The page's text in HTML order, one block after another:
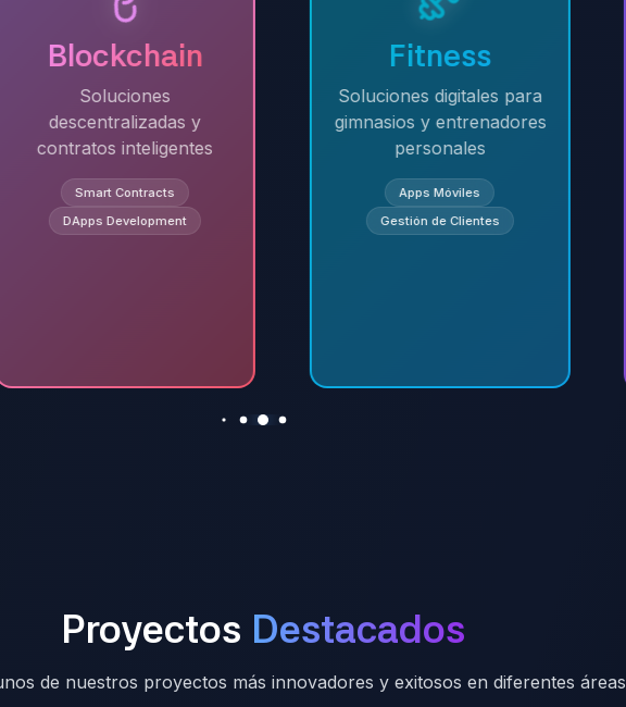
Blockchain
Soluciones
descentralizadas y
contratos inteligentes
Smart Contracts
DApps Development
Fitness
Soluciones digitales para
gimnasios y entrenadores
personales
Apps Móviles
Gestión de Clientes
Proyectos Destacados
de nuestros proyectos más innovadores y exitosos en diferentes áreas